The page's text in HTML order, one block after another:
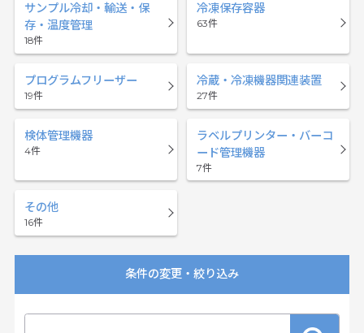
サンプル冷却・輸送・保
存・温度管理
18
冷凍保存容器
63
プログラムフリーザー
19
冷蔵・冷凍機器関連装置
27
検体管理機器
4
ラベルプリンター・バーコ
ード管理機器
7
その他
16
条件の変更・絞り込み